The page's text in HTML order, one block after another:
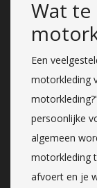
Wat
Een
motorkleding
persoonlijke
algemeen
motorkleding
afvoert en je